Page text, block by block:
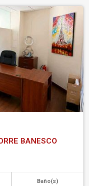
BANESCO
Baño(s)